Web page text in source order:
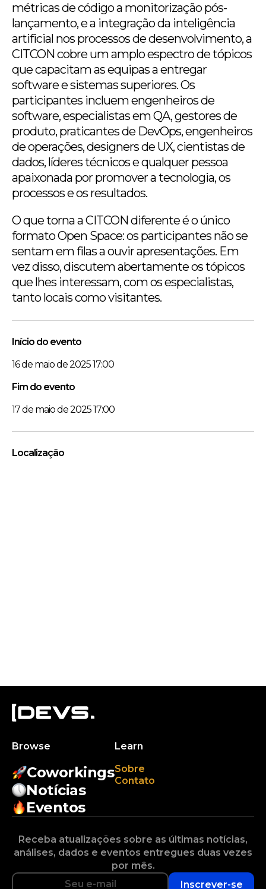
métricas de código a monitorização pós-
lançamento, e a integração da inteligência
artificial nos processos de desenvolvimento, a
CITCON cobre um amplo espectro de tópicos
que capacitam as equipas a entregar
software e sistemas superiores. Os
participantes incluem engenheiros de
software, especialistas em QA, gestores de
produto, praticantes de DevOps, engenheiros
de operações, designers de UX, cientistas de
dados, líderes técnicos e qualquer pessoa
apaixonada por promover a tecnologia, os
processos e os resultados.
O que torna a CITCON diferente é o único
formato Open Space: os participantes não se
sentam em filas a ouvir apresentações. Em
vez disso, discutem abertamente os tópicos
que lhes interessam, com os especialistas,
tanto locais como visitantes.
Início do evento
16 de maio de 2025 17:00
Fim do evento
17 de maio de 2025 17:00
Localização
Browse
Coworkings
Notícias
Eventos
Learn
Sobre
Contato
Receba atualizações sobre as últimas notícias,
análises, dados e eventos entregues duas vezes
por mês.
Inscrever-se